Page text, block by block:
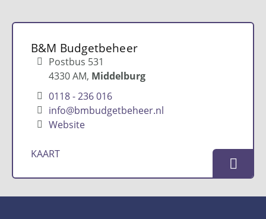
B&M Budgetbeheer
Postbus 531
4330 AM Middelburg
0118 - 236 016
info@bmbudgetbeheer.nl
Website
KAART